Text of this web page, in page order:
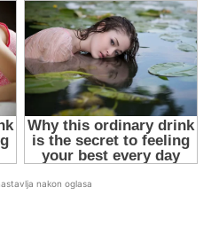
nakon oglasa